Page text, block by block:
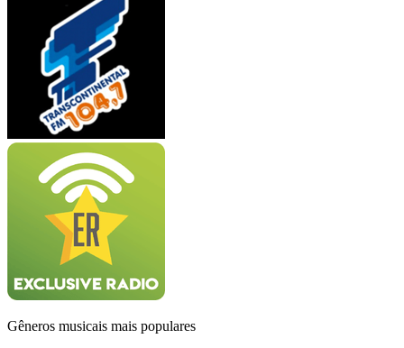
Gêneros musicais mais populares